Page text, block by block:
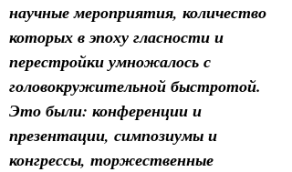
научные мероприятия, количество
которых в эпоху гласности и
перестройки умножалось с
головокружительной быстротой.
Это были: конференции и
презентации, симпозиумы и
конгрессы, торжественные